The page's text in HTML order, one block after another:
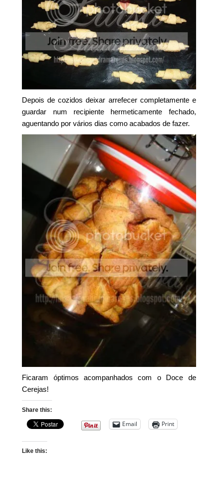
Depois de cozidos deixar arrefecer completamente e
guardar num recipiente hermeticamente fechado,
aguentando por vários dias como acabados de fazer.
Ficaram óptimos acompanhados com o Doce de
Cerejas!
Share this:
Email Print
Like this: